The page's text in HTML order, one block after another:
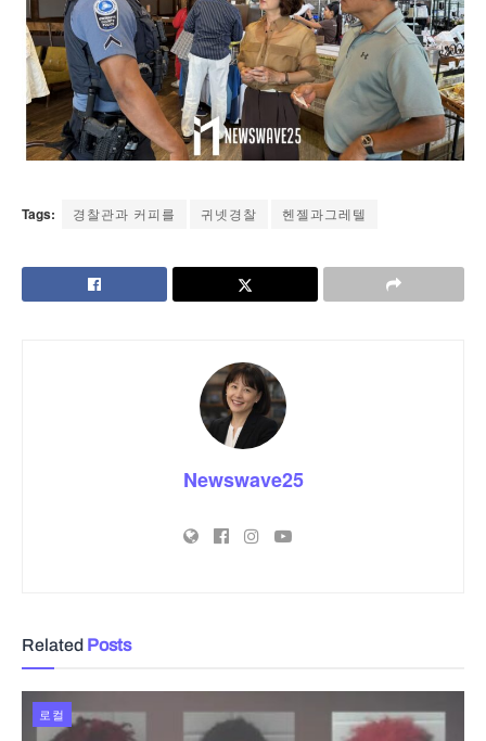
Tags: 경찰관과 커피를 귀넷경찰 헨젤과그레텔
Newswave25
Related Posts
로컬